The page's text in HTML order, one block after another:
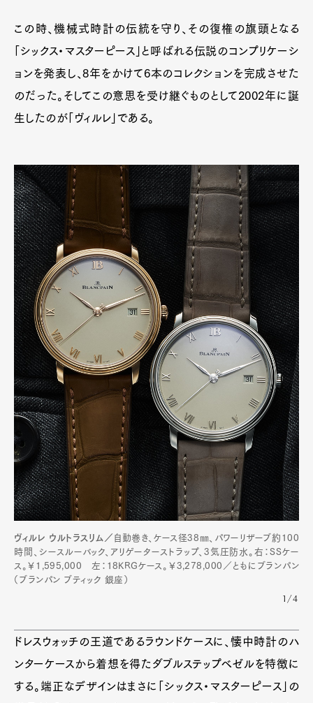
この時、機械式時計の伝統を守り、その復権の旗頭となる
「シックス・マスターピース」と呼ばれる伝説のコンプリケーシ
ョンを発表し、8年をかけて6本のコレクションを完成させた
のだった。そしてこの意思を受け継ぐものとして2002年に誕
生したのが「ヴィルレ」である。
ヴィルレ ウルトラスリム／ 自動巻き、ケース径38㎜、パワーリザーブ約100
時間、シースルーバック、アリゲーターストラップ、3気圧防水。右：SSケー
ス。￥1,595,000 左：18KRGケース。￥3,278,000／ともにブランパン
（ブランパン ブティック 銀座）
1/4
ドレスウォッチの王道であるラウンドケースに、懐中時計のハ
ンターケースから着想を得たダブルステップベゼルを特徴に
する。端正なデザインはまさに「シックス・マスターピース」の